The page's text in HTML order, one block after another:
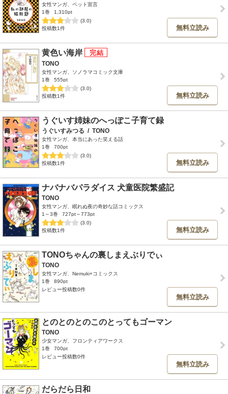
女性マンガ、ペット宣言
1巻
1,310pt
(3.0)
投稿数1件
無料立読み
黄色い海岸
TONO
女性マンガ、ソノラマコミック文庫
1巻
555pt
(3.0)
投稿数1件
無料立読み
うぐいす姉妹のへっぽこ子育て録
うぐいすみつる / TONO
女性マンガ、本当にあった笑える話
1巻
700pt
(3.0)
投稿数1件
無料立読み
ナバナバパラダイス 犬童医院繁盛記
TONO
女性マンガ、眠れぬ夜の奇妙な話コミックス
1～3巻
727pt～773pt
(3.0)
投稿数1件
無料立読み
TONOちゃんの裏しまえぶりでぃ
TONO
女性マンガ、Nemuki+コミックス
1巻
890pt
レビュー投稿数0件
無料立読み
とのとのとのこのとってもゴーマン
TONO
少女マンガ、フロンティアワークス
1巻
700pt
レビュー投稿数0件
無料立読み
だらだら日和